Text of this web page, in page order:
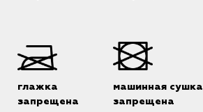
глажка
запрещена
машинная сушка
запрещена